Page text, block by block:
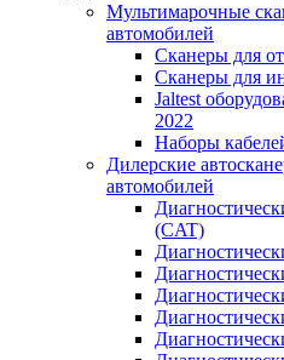
Мультимарочные
автомобилей
Сканеры для
Сканеры для
Jaltest
2022
Наборы
Дилерские
автомобилей
(CAT)